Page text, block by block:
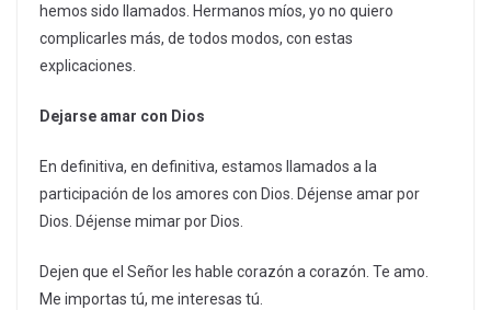
hemos sido llamados. Hermanos míos, yo no quiero
complicarles más, de todos modos, con estas
explicaciones.
Dejarse amar con Dios
En definitiva, en definitiva, estamos llamados a la
participación de los amores con Dios. Déjense amar por
Dios. Déjense mimar por Dios.
Dejen que el Señor les hable corazón a corazón. Te amo.
Me importas tú, me interesas tú.